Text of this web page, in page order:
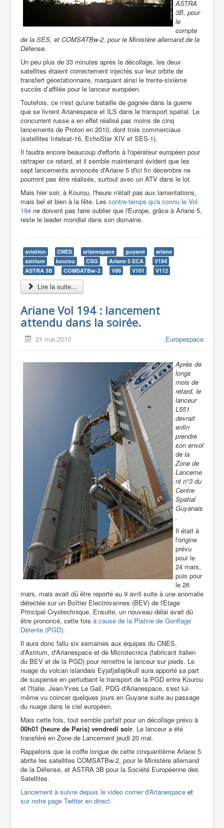
ASTRA
3B, pour
le
compte
de la SES, et COMSATBw-2, pour le Ministère allemand de la
Défense.
Un peu plus de 33 minutes après le décollage, les deux
satellites étaient correctement injectés sur leur orbite de
transfert géostationnaire, marquant ainsi le trente-sixième
succès d’affilée pour le lanceur européen.
Toutefois, ce n'est qu'une bataille de gagnée dans la guerre
que se livrent Arianespace et ILS dans le transport spatial. Le
concurrent russe a en effet réalisé pas moins de cinq
lancements de Proton en 2010, dont trois commerciaux
(satellites Intelsat-16, EchoStar XIV et SES-1).
Il faudra encore beaucoup d'efforts à l'opérateur européen pour
rattraper ce retard, et il semble maintenant évident que les
sept lancements annoncés d'Ariane 5 d'ici fin décembre ne
pourront pas être réalisés, surtout avec un ATV dans le lot.
Mais hier soir, à Kourou, l'heure n'était pas aux lamentations,
mais bel et bien à la fête. Les contre-temps qu'a connu le Vol
194 ne doivent pas faire oublier que l'Europe, grâce à Ariane 5,
reste le leader mondial dans son domaine.
aviation CNES arianespace guyane
ariane
astrium
kourou CSG Ariane 5 ECA
V194
ASTRA 3B
COMSATBw-2 V88 V101 V112
Lire la suite...
Ariane Vol 194 : lancement
attendu dans la soirée.
21 mai 2010 Europespace
Après de
longs
mois de
retard, le
lanceur
L551
devrait
enfin
prendre
son envol
de la
Zone de
Lanceme
nt n°3 du
Centre
Spatial
Guyanais
.
Il était à
l'origine
prévu
pour le
24 mars,
puis pour
le 26
mars, mais avait dû être reporté au 9 avril suite à une anomalie
détectée sur un Boîtier Electrovannes (BEV) de l'Etage
Principal Cryotechnique. Ensuite, un nouveau délai avait dû
être prononcé, cette fois à cause de la Platine de Gonflage
Détente (PGD).
Il aura donc fallu six semaines aux équipes du CNES,
d'Astrium, d'Arianespace et de Microtecnica (fabricant italien
du BEV et de la PGD) pour remettre le lanceur sur pieds. Le
nuage du volcan islandais Eyjafjallajökull aura apporté sa part
de suspense en perturbant le transport de la PGD entre Kourou
et l'Italie. Jean-Yves Le Gall, PDG d'Arianespace, s'est lui-
même vu coincer quelques jours en Guyane suite au passage
du nuage dans le ciel européen.
Mais cette fois, tout semble parfait pour un décollage prévu à
00h01 (heure de Paris) vendredi soir. Le lanceur a été
transféré en Zone de Lancement jeudi 20 mai.
Rappelons que la coiffe longue de cette cinquantième Ariane 5
abrite les satellites COMSATBw-2, pour le Ministère allemand
de la Défense, et ASTRA 3B pour la Société Européenne des
Satellites.
Lancement à suivre depuis le video corner d'Arianespace et
sur notre page Twitter en direct.